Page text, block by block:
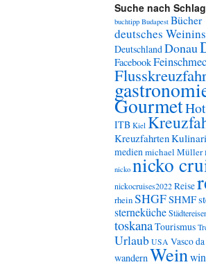
Suche nach
buchtipp Budapest Bücher
deutsches
DeutschlandDonau
Facebook
Gourmet
ITB Kiel
Kreuzfahrten
medienmichael Müller
nicko nicko
nickocruises2022Reise
rheinSHGFSHMF
sterneküche
toskanaTourismus
Urlaub USA Vasco
wandernWein